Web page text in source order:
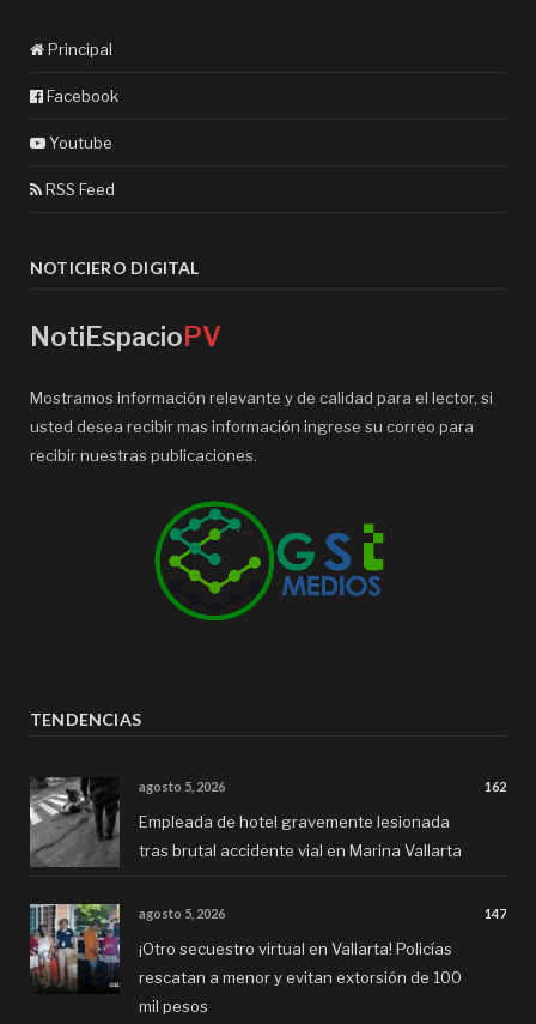
Principal
Facebook
Youtube
RSS Feed
NOTICIERO DIGITAL
NotiEspacioPV
Mostramos información relevante y de calidad para el lector, si
usted desea recibir mas información ingrese su correo para
recibir nuestras publicaciones.
TENDENCIAS
agosto 5, 2026 162
Empleada de hotel gravemente lesionada
tras brutal accidente vial en Marina Vallarta
agosto 5, 2026 147
¡Otro secuestro virtual en Vallarta! Policías
rescatan a menor y evitan extorsión de 100
mil pesos